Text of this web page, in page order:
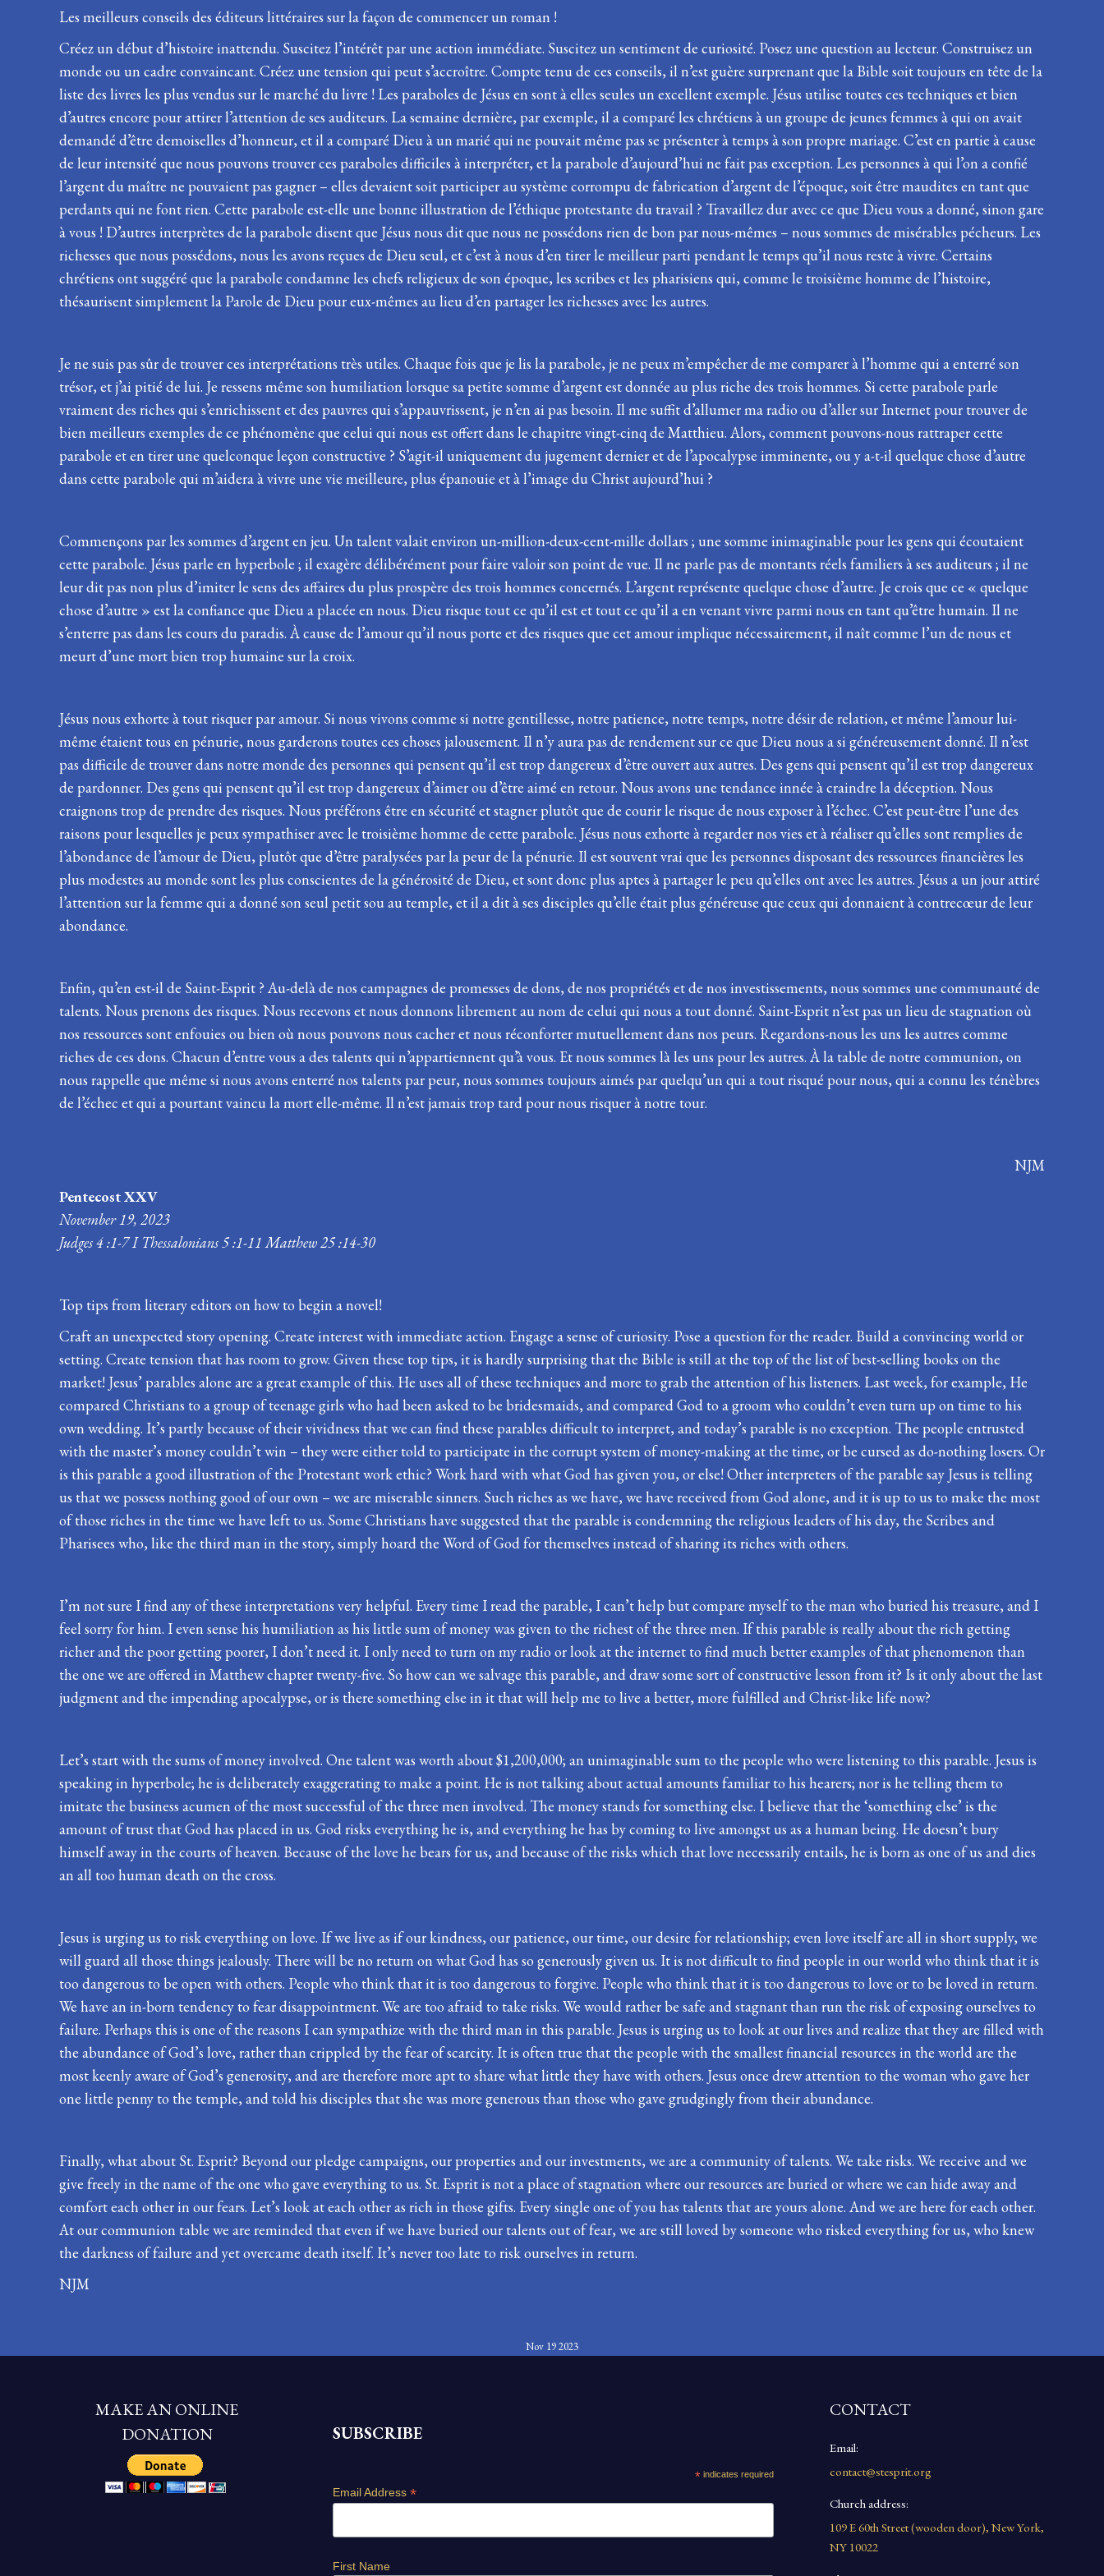
Les meilleurs conseils des éditeurs littéraires sur la façon de commencer un roman !
Créez un début d’histoire inattendu. Suscitez l’intérêt par une action immédiate. Suscitez un sentiment de curiosité. Posez une question au lecteur. Construisez un
monde ou un cadre convaincant. Créez une tension qui peut s’accroître. Compte tenu de ces conseils, il n’est guère surprenant que la Bible soit toujours en tête de la
liste des livres les plus vendus sur le marché du livre ! Les paraboles de Jésus en sont à elles seules un excellent exemple. Jésus utilise toutes ces techniques et bien
d’autres encore pour attirer l’attention de ses auditeurs. La semaine dernière, par exemple, il a comparé les chrétiens à un groupe de jeunes femmes à qui on avait
demandé d’être demoiselles d’honneur, et il a comparé Dieu à un marié qui ne pouvait même pas se présenter à temps à son propre mariage. C’est en partie à cause
de leur intensité que nous pouvons trouver ces paraboles difficiles à interpréter, et la parabole d’aujourd’hui ne fait pas exception. Les personnes à qui l’on a confié
l’argent du maître ne pouvaient pas gagner – elles devaient soit participer au système corrompu de fabrication d’argent de l’époque, soit être maudites en tant que
perdants qui ne font rien. Cette parabole est-elle une bonne illustration de l’éthique protestante du travail ? Travaillez dur avec ce que Dieu vous a donné, sinon gare
à vous ! D’autres interprètes de la parabole disent que Jésus nous dit que nous ne possédons rien de bon par nous-mêmes – nous sommes de misérables pécheurs. Les
richesses que nous possédons, nous les avons reçues de Dieu seul, et c’est à nous d’en tirer le meilleur parti pendant le temps qu’il nous reste à vivre. Certains
chrétiens ont suggéré que la parabole condamne les chefs religieux de son époque, les scribes et les pharisiens qui, comme le troisième homme de l’histoire,
thésaurisent simplement la Parole de Dieu pour eux-mêmes au lieu d’en partager les richesses avec les autres.
Je ne suis pas sûr de trouver ces interprétations très utiles. Chaque fois que je lis la parabole, je ne peux m’empêcher de me comparer à l’homme qui a enterré son
trésor, et j’ai pitié de lui. Je ressens même son humiliation lorsque sa petite somme d’argent est donnée au plus riche des trois hommes. Si cette parabole parle
vraiment des riches qui s’enrichissent et des pauvres qui s’appauvrissent, je n’en ai pas besoin. Il me suffit d’allumer ma radio ou d’aller sur Internet pour trouver de
bien meilleurs exemples de ce phénomène que celui qui nous est offert dans le chapitre vingt-cinq de Matthieu. Alors, comment pouvons-nous rattraper cette
parabole et en tirer une quelconque leçon constructive ? S’agit-il uniquement du jugement dernier et de l’apocalypse imminente, ou y a-t-il quelque chose d’autre
dans cette parabole qui m’aidera à vivre une vie meilleure, plus épanouie et à l’image du Christ aujourd’hui ?
Commençons par les sommes d’argent en jeu. Un talent valait environ un-million-deux-cent-mille dollars ; une somme inimaginable pour les gens qui écoutaient
cette parabole. Jésus parle en hyperbole ; il exagère délibérément pour faire valoir son point de vue. Il ne parle pas de montants réels familiers à ses auditeurs ; il ne
leur dit pas non plus d’imiter le sens des affaires du plus prospère des trois hommes concernés. L’argent représente quelque chose d’autre. Je crois que ce « quelque
chose d’autre » est la confiance que Dieu a placée en nous. Dieu risque tout ce qu’il est et tout ce qu’il a en venant vivre parmi nous en tant qu’être humain. Il ne
s’enterre pas dans les cours du paradis. À cause de l’amour qu’il nous porte et des risques que cet amour implique nécessairement, il naît comme l’un de nous et
meurt d’une mort bien trop humaine sur la croix.
Jésus nous exhorte à tout risquer par amour. Si nous vivons comme si notre gentillesse, notre patience, notre temps, notre désir de relation, et même l’amour lui-
même étaient tous en pénurie, nous garderons toutes ces choses jalousement. Il n’y aura pas de rendement sur ce que Dieu nous a si généreusement donné. Il n’est
pas difficile de trouver dans notre monde des personnes qui pensent qu’il est trop dangereux d’être ouvert aux autres. Des gens qui pensent qu’il est trop dangereux
de pardonner. Des gens qui pensent qu’il est trop dangereux d’aimer ou d’être aimé en retour. Nous avons une tendance innée à craindre la déception. Nous
craignons trop de prendre des risques. Nous préférons être en sécurité et stagner plutôt que de courir le risque de nous exposer à l’échec. C’est peut-être l’une des
raisons pour lesquelles je peux sympathiser avec le troisième homme de cette parabole. Jésus nous exhorte à regarder nos vies et à réaliser qu’elles sont remplies de
l’abondance de l’amour de Dieu, plutôt que d’être paralysées par la peur de la pénurie. Il est souvent vrai que les personnes disposant des ressources financières les
plus modestes au monde sont les plus conscientes de la générosité de Dieu, et sont donc plus aptes à partager le peu qu’elles ont avec les autres. Jésus a un jour attiré
l’attention sur la femme qui a donné son seul petit sou au temple, et il a dit à ses disciples qu’elle était plus généreuse que ceux qui donnaient à contrecœur de leur
abondance.
Enfin, qu’en est-il de Saint-Esprit ? Au-delà de nos campagnes de promesses de dons, de nos propriétés et de nos investissements, nous sommes une communauté de
talents. Nous prenons des risques. Nous recevons et nous donnons librement au nom de celui qui nous a tout donné. Saint-Esprit n’est pas un lieu de stagnation où
nos ressources sont enfouies ou bien où nous pouvons nous cacher et nous réconforter mutuellement dans nos peurs. Regardons-nous les uns les autres comme
riches de ces dons. Chacun d’entre vous a des talents qui n’appartiennent qu’à vous. Et nous sommes là les uns pour les autres. À la table de notre communion, on
nous rappelle que même si nous avons enterré nos talents par peur, nous sommes toujours aimés par quelqu’un qui a tout risqué pour nous, qui a connu les ténèbres
de l’échec et qui a pourtant vaincu la mort elle-même. Il n’est jamais trop tard pour nous risquer à notre tour.
NJM
Pentecost XXV
November 19, 2023
Judges 4 :1-7 I Thessalonians 5 :1-11 Matthew 25 :14-30
Top tips from literary editors on how to begin a novel!
Craft an unexpected story opening. Create interest with immediate action. Engage a sense of curiosity. Pose a question for the reader. Build a convincing world or
setting. Create tension that has room to grow. Given these top tips, it is hardly surprising that the Bible is still at the top of the list of best-selling books on the
market! Jesus’ parables alone are a great example of this. He uses all of these techniques and more to grab the attention of his listeners. Last week, for example, He
compared Christians to a group of teenage girls who had been asked to be bridesmaids, and compared God to a groom who couldn’t even turn up on time to his
own wedding. It’s partly because of their vividness that we can find these parables difficult to interpret, and today’s parable is no exception. The people entrusted
with the master’s money couldn’t win – they were either told to participate in the corrupt system of money-making at the time, or be cursed as do-nothing losers. Or
is this parable a good illustration of the Protestant work ethic? Work hard with what God has given you, or else! Other interpreters of the parable say Jesus is telling
us that we possess nothing good of our own – we are miserable sinners. Such riches as we have, we have received from God alone, and it is up to us to make the most
of those riches in the time we have left to us. Some Christians ­­have suggested that the parable is condemning the religious leaders of his day, the Scribes and
Pharisees who, like the third man in the story, simply hoard the Word of God for themselves instead of sharing its riches with others.
I’m not sure I find any of these interpretations very helpful. Every time I read the parable, I can’t help but compare myself to the man who buried his treasure, and I
feel sorry for him. I even sense his humiliation as his little sum of money was given to the richest of the three men. If this parable is really about the rich getting
richer and the poor getting poorer, I don’t need it. I only need to turn on my radio or look at the internet to find much better examples of that phenomenon than
the one we are offered in Matthew chapter twenty-five. So how can we salvage this parable, and draw some sort of constructive lesson from it? Is it only about the last
judgment and the impending apocalypse, or is there something else in it that will help me to live a better, more fulfilled and Christ-like life now?
Let’s start with the sums of money involved. One talent was worth about $1,200,000; an unimaginable sum to the people who were listening to this parable. Jesus is
speaking in hyperbole; he is deliberately exaggerating to make a point. He is not talking about actual amounts familiar to his hearers; nor is he telling them to
imitate the business acumen of the most successful of the three men involved. The money stands for something else. I believe that the ‘something else’ is the
amount of trust that God has placed in us. God risks everything he is, and everything he has by coming to live amongst us as a human being. He doesn’t bury
himself away in the courts of heaven. Because of the love he bears for us, and because of the risks which that love necessarily entails, he is born as one of us and dies
an all too human death on the cross.
Jesus is urging us to risk everything on love. If we live as if our kindness, our patience, our time, our desire for relationship; even love itself are all in short supply, we
will guard all those things jealously. There will be no return on what God has so generously given us. It is not difficult to find people in our world who think that it is
too dangerous to be open with others. People who think that it is too dangerous to forgive. People who think that it is too dangerous to love or to be loved in return.
We have an in-born tendency to fear disappointment. We are too afraid to take risks. We would rather be safe and stagnant than run the risk of exposing ourselves to
failure. Perhaps this is one of the reasons I can sympathize with the third man in this parable. Jesus is urging us to look at our lives and realize that they are filled with
the abundance of God’s love, rather than crippled by the fear of scarcity. It is often true that the people with the smallest financial resources in the world are the
most keenly aware of God’s generosity, and are therefore more apt to share what little they have with others. Jesus once drew attention to the woman who gave her
one little penny to the temple, and told his disciples that she was more generous than those who gave grudgingly from their abundance.
Finally, what about St. Esprit? Beyond our pledge campaigns, our properties and our investments, we are a community of talents. We take risks. We receive and we
give freely in the name of the one who gave everything to us. St. Esprit is not a place of stagnation where our resources are buried or where we can hide away and
comfort each other in our fears. Let’s look at each other as rich in those gifts. Every single one of you has talents that are yours alone. And we are here for each other.
At our communion table we are reminded that even if we have buried our talents out of fear, we are still loved by someone who risked everything for us, who knew
the darkness of failure and yet overcame death itself. It’s never too late to risk ourselves in return.
NJM
Nov 19 2023
MAKE AN ONLINE
DONATION
SUBSCRIBE
* indicates required
Email Address *
First Name
CONTACT
Email:
contact@stesprit.org
Church address:
109 E 60th Street (wooden door), New York,
NY 10022